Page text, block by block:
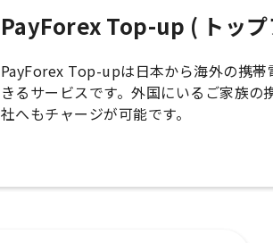
PayForex Top-up ( トッ
PayForex Top-upは日本から海外の携
きるサービスです。外国にいるご家族
社へもチャージが可能です。